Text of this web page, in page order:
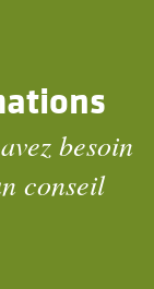
besoin
conseil